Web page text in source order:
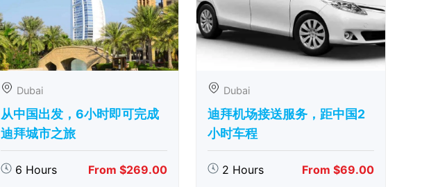
Dubai
从中国出发，6小时即可完成
迪拜城市之旅
6 Hours From $269.00
Dubai
迪拜机场接送服务，距中国2
小时车程
2 Hours From $69.00